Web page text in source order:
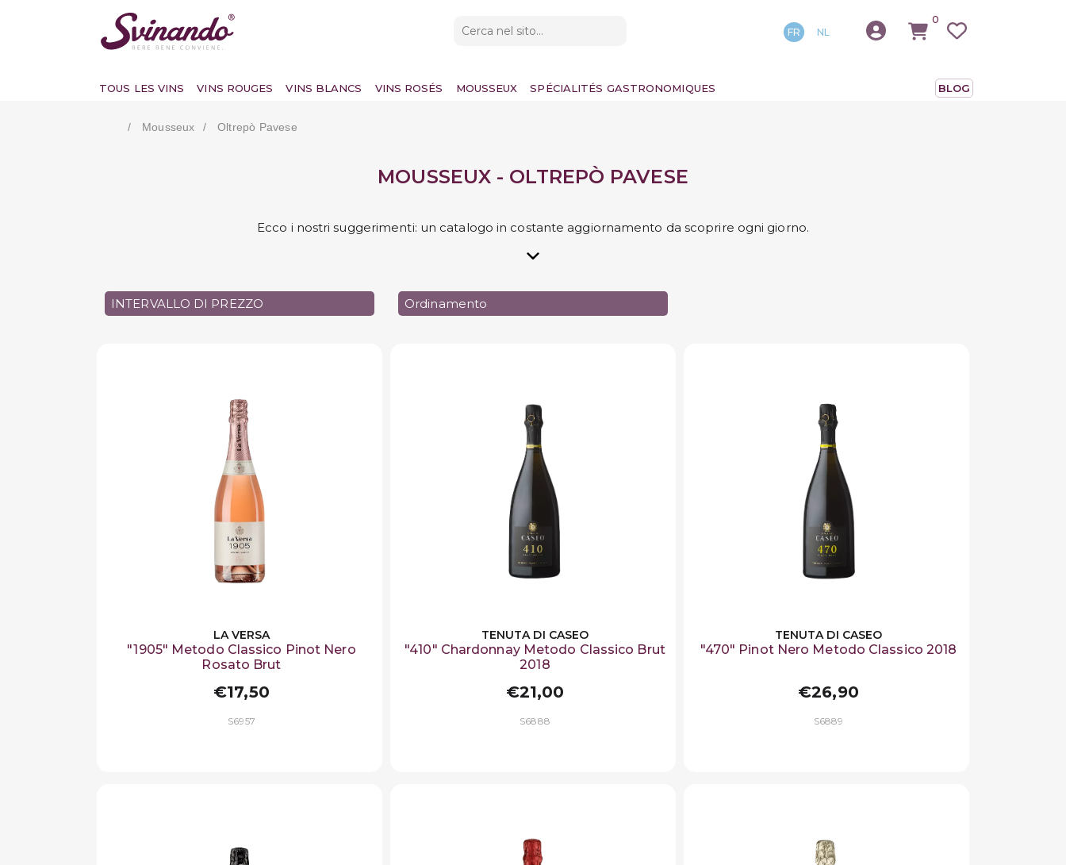
FR NL
0
TOUS LES VINS VINS ROUGES VINS BLANCS VINS ROSÉS MOUSSEUX SPÉCIALITÉS GASTRONOMIQUES BLOG
Mousseux Oltrepò Pavese
MOUSSEUX - OLTREPÒ PAVESE
Ecco i nostri suggerimenti: un catalogo in costante aggiornamento da scoprire ogni giorno.
INTERVALLO DI PREZZO Ordinamento
LA VERSA
"1905" Metodo Classico Pinot Nero
Rosato Brut
€17,50
S6957
TENUTA DI CASEO
"410" Chardonnay Metodo Classico Brut
2018
€21,00
S6888
TENUTA DI CASEO
"470" Pinot Nero Metodo Classico 2018
€26,90
S6889